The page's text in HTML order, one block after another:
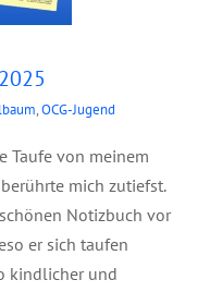
,OCG-Jugend
Taufe von meinem
mich zutiefst.
Notizbuch vor
er sich taufen
kindlicher und